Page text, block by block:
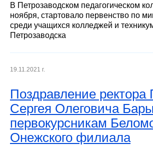
В Петрозаводском педагогическом
ноября, стартовало первенство по
среди учащихся колледжей и
Петрозаводска
19.11.2021 г.
Поздравление
Сергея Олеговича
первокурсникам
Онежского филиала